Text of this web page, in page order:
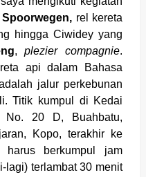
rel kereta
hingga Ciwidey yang
,plezier compagnie.
api dalam Bahasa
jalur perkebunan
Titik kumpul di Kedai
No. 20 D, Buahbatu,
Kopo, terakhir ke
harus berkumpul jam
lagi) terlambat 30 menit